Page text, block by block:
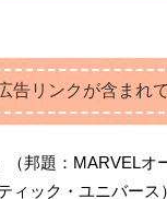
告リンクが含まれ
邦題：MARVELオ
ィック・ユニバース